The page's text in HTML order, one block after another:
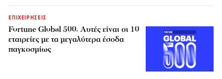
ΕΠΙΧΕΙΡΗΣΕΙΣ
Fortune Global 500: Αυτές είναι οι 10
εταιρείες με τα μεγαλύτερα έσοδα
παγκοσμίως